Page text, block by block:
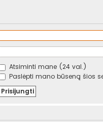
Atsiminti mane (24 val.)
Paslėpti mano būseną šios